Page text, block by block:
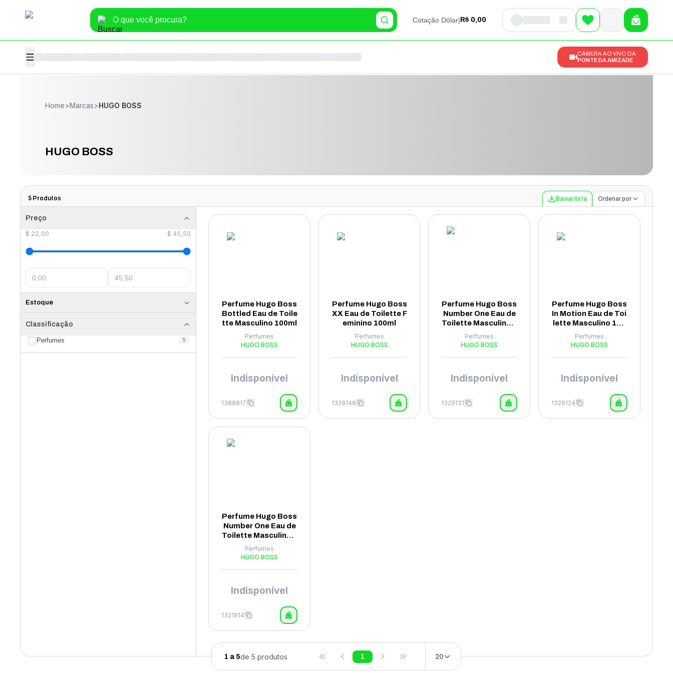
Cotação Dólar| R$ 0,00
CÂMERA AO VIVO DA
PONTE DA AMIZADE
Home>Marcas>HUGO BOSS
HUGO BOSS
5 Produtos Baixar lista Ordenar por
Preço
$ 22,00 $ 45,50
Estoque
Classificação
Perfumes 5
Perfume Hugo Boss
Bottled Eau de Toile
tte Masculino 100ml
Perfumes
HUGO BOSS
Indisponível
1388817
Perfume Hugo Boss
XX Eau de Toilette F
eminino 100ml
Perfumes
HUGO BOSS
Indisponível
1329148
Perfume Hugo Boss
Number One Eau de
Toilette Masculino 1
00ml
Perfumes
HUGO BOSS
Indisponível
1329131
Perfume Hugo Boss
In Motion Eau de Toi
lette Masculino 100
ml
Perfumes
HUGO BOSS
Indisponível
1329124
Perfume Hugo Boss
Number One Eau de
Toilette Masculino 1
00ml
Perfumes
HUGO BOSS
Indisponível
1321814
1 a 5de5 produtos 1 20